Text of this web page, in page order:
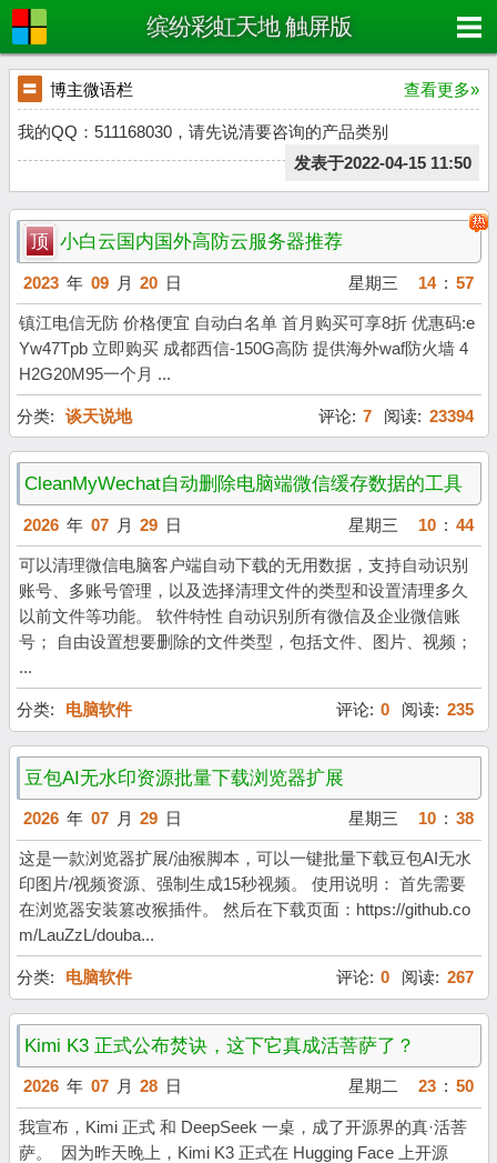
缤纷彩虹天地 触屏版
〓 博主微语栏 查看更多»
我的QQ：511168030，请先说清要咨询的产品类别
发表于2022-04-15 11:50
顶 小白云国内国外高防云服务器推荐
2023 年 09 月 20 日 星期三 14 : 57
镇江电信无防 价格便宜 自动白名单 首月购买可享8折 优惠码:e
Yw47Tpb 立即购买 成都西信-150G高防 提供海外waf防火墙 4
H2G20M95一个月 ...
分类: 谈天说地 评论: 7 阅读: 23394
CleanMyWechat自动删除电脑端微信缓存数据的工具
2026 年 07 月 29 日 星期三 10 : 44
可以清理微信电脑客户端自动下载的无用数据，支持自动识别
账号、多账号管理，以及选择清理文件的类型和设置清理多久
以前文件等功能。 软件特性 自动识别所有微信及企业微信账
号； 自由设置想要删除的文件类型，包括文件、图片、视频；
...
分类: 电脑软件 评论: 0 阅读: 235
豆包AI无水印资源批量下载浏览器扩展
2026 年 07 月 29 日 星期三 10 : 38
这是一款浏览器扩展/油猴脚本，可以一键批量下载豆包AI无水
印图片/视频资源、强制生成15秒视频。 使用说明： 首先需要
在浏览器安装篡改猴插件。 然后在下载页面：https://github.co
m/LauZzL/douba...
分类: 电脑软件 评论: 0 阅读: 267
Kimi K3 正式公布焚诀，这下它真成活菩萨了？
2026 年 07 月 28 日 星期二 23 : 50
我宣布，Kimi 正式 和 DeepSeek 一桌，成了开源界的真·活菩
萨。 因为昨天晚上，Kimi K3 正式在 Hugging Face 上开源